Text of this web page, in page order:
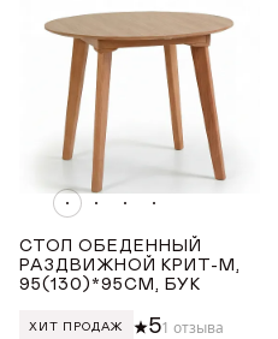
СТОЛ ОБЕДЕННЫЙ
РАЗДВИЖНОЙ КРИТ-М,
95(130)*95СМ, БУК
ХИТ ПРОДАЖ 51 отзыва